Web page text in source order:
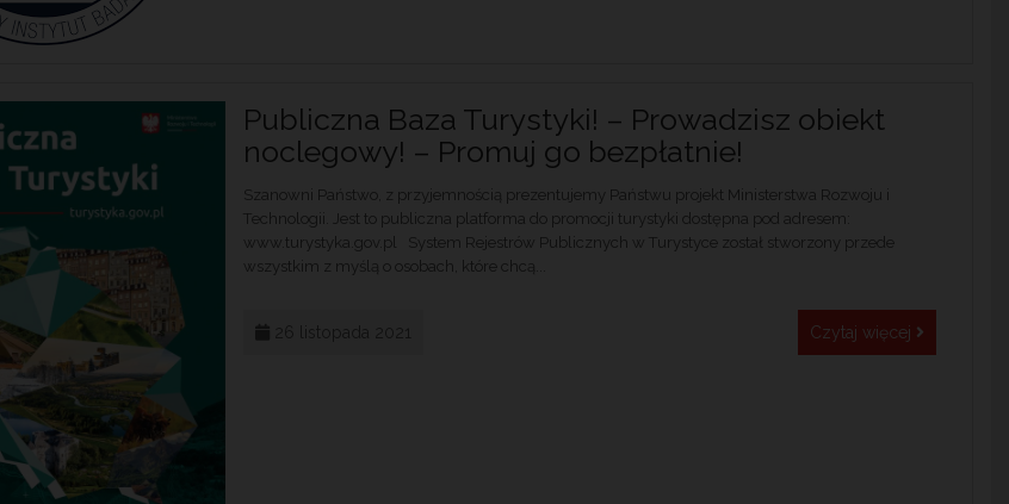
Publiczna Baza Turystyki! – Prowadzisz obiekt
noclegowy! – Promuj go bezpłatnie!
Szanowni Państwo, z przyjemnością prezentujemy Państwu projekt Ministerstwa Rozwoju i
Technologii. Jest to publiczna platforma do promocji turystyki dostępna pod adresem:
www.turystyka.gov.pl System Rejestrów Publicznych w Turystyce został stworzony przede
wszystkim z myślą o osobach, które chcą...
Czytaj więcej